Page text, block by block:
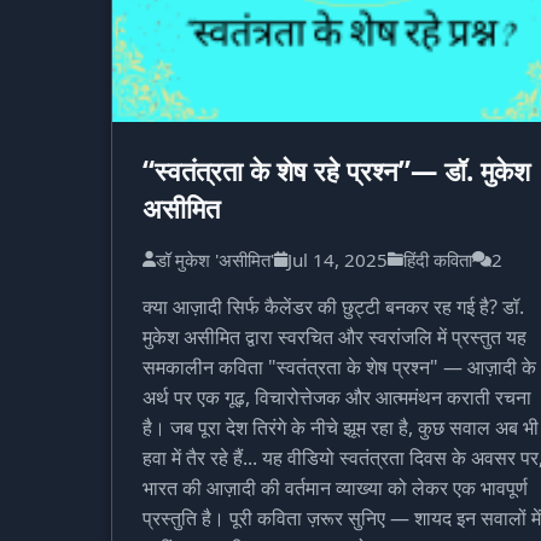
“स्वतंत्रता के शेष रहे प्रश्न”— डॉ. मुकेश
असीमित
डॉ मुकेश 'असीमित' Jul 14, 2025 हिंदी कविता 2
क्या आज़ादी सिर्फ कैलेंडर की छुट्टी बनकर रह गई है? डॉ.
मुकेश असीमित द्वारा स्वरचित और स्वरांजलि में प्रस्तुत यह
समकालीन कविता "स्वतंत्रता के शेष प्रश्न" — आज़ादी के
अर्थ पर एक गूढ़, विचारोत्तेजक और आत्ममंथन कराती रचना
है। जब पूरा देश तिरंगे के नीचे झूम रहा है, कुछ सवाल अब भी
हवा में तैर रहे हैं... यह वीडियो स्वतंत्रता दिवस के अवसर
भारत की आज़ादी की वर्तमान व्याख्या को लेकर एक भावपूर्ण
प्रस्तुति है। पूरी कविता ज़रूर सुनिए — शायद इन सवालों में